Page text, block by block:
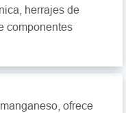
herrajes de
componentes
ofrece